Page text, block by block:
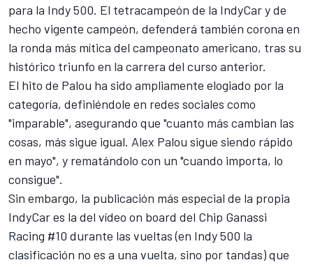
para la Indy 500. El tetracampeón de la IndyCar y de
hecho vigente campeón, defenderá también corona en
la ronda más mítica del campeonato americano, tras su
histórico triunfo en la carrera del curso anterior.
El hito de Palou ha sido ampliamente elogiado por la
categoría, definiéndole en redes sociales como
"imparable", asegurando que "cuanto más cambian las
cosas, más sigue igual. Alex Palou sigue siendo rápido
en mayo", y rematándolo con un "cuando importa, lo
consigue".
Sin embargo, la publicación más especial de la propia
IndyCar es la del vídeo on board del Chip Ganassi
Racing #10 durante las vueltas (en Indy 500 la
clasificación no es a una vuelta, sino por tandas) que